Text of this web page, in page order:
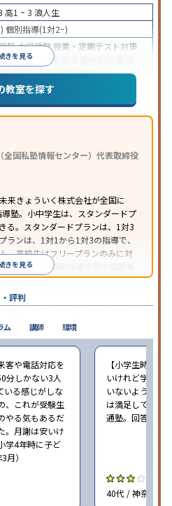
きを見る
高1 ~ 3 浪人生
個別指導(1対2~)
験大学受験 授業・定期テスト対策
習習慣の定着 英検(英語検定)対策
策英語・英会話特化対策
可能季節講習のみの受講可
個別指導塾アンケート調査方法を参
教室を探す
全国私塾情報センター）代表取締役
来きょういく株式会社が全国に
塾。小中学生は、スタンダードプ
る。スタンダードプランは、1対3
ランは、1対1から1対3の指導で、
。高校生はフリープランのみに対
系列のITTO個別指導学院の問題集
きを見る
評判
客や電話対応を
分しかない3人
いる感じがしな
、これが受験生
やる気もあるだ
。月謝は安いけ
学4年時に子ど
月）
【小学生時の通
いけれど学校の
いないような部
は満足していま
通塾。回答時期
40代 / 神奈川県
ム 講師 環境